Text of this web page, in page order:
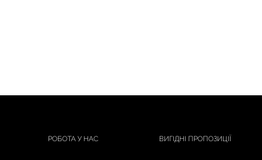
РОБОТА У НАС ВИГІДНІ ПРОПОЗИЦІЇ